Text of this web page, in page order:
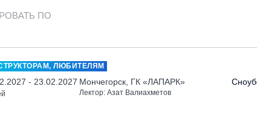
ПО
ЛЮБИТЕЛЯМ
- 23.02.2027 Мончегорск, ГК «ЛАПАРК»
Лектор: Азат Валиахметов